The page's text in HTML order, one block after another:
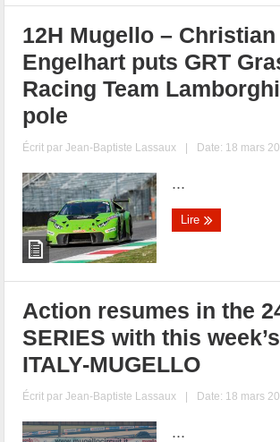
12H Mugello – Christian
Engelhart puts GRT
Racing Team
pole
Écrit parJean-Baptiste Lassaux | Date: 18 mars
...
Lire
Action resumes in the
SERIES with this
ITALY-MUGELLO
Écrit parJean-Baptiste Lassaux | Date: 18 mars
...